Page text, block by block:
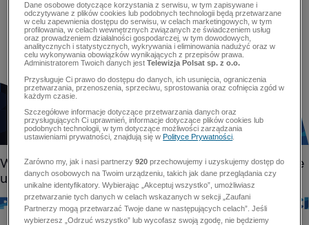
Dane osobowe dotyczące korzystania z serwisu, w tym zapisywane i
odczytywane z plików cookies lub podobnych technologii będą przetwarzane
w celu zapewnienia dostępu do serwisu, w celach marketingowych, w tym
profilowania, w celach wewnętrznych związanych ze świadczeniem usług
oraz prowadzeniem działalności gospodarczej, w tym dowodowych,
analitycznych i statystycznych, wykrywania i eliminowania nadużyć oraz w
celu wykonywania obowiązków wynikających z przepisów prawa.
Administratorem Twoich danych jestTelewizja Polsat sp. z o.o.
Przysługuje Ci prawo do dostępu do danych, ich usunięcia, ograniczenia
przetwarzania, przenoszenia, sprzeciwu, sprostowania oraz cofnięcia zgód w
każdym czasie.
Szczegółowe informacje dotyczące przetwarzania danych oraz
przysługujących Ci uprawnień, informacje dotyczące plików cookies lub
podobnych technologii, w tym dotyczące możliwości zarządzania
ustawieniami prywatności, znajdują się wPolityce Prywatności
Zarówno my, jak i nasi partnerzy920 przechowujemy i uzyskujemy dostęp do
danych osobowych na Twoim urządzeniu, takich jak dane przeglądania czy
unikalne identyfikatory. Wybierając „Akceptuj wszystko”, umożliwiasz
przetwarzanie tych danych w celach wskazanych w sekcji „Zaufani
Partnerzy mogą przetwarzać Twoje dane w następujących celach”. Jeśli
wybierzesz „Odrzuć wszystko” lub wycofasz swoją zgodę, nie będziemy